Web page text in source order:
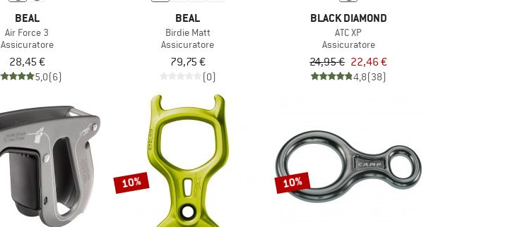
BEAL
Air Force 3
Assicuratore
28,45 €
5,0(6)
BEAL
Birdie Matt
Assicuratore
79,75 €
(0)
BLACK DIAMOND
ATC XP
Assicuratore
24,95 € 22,46 €
4,8(38)
10% 10%